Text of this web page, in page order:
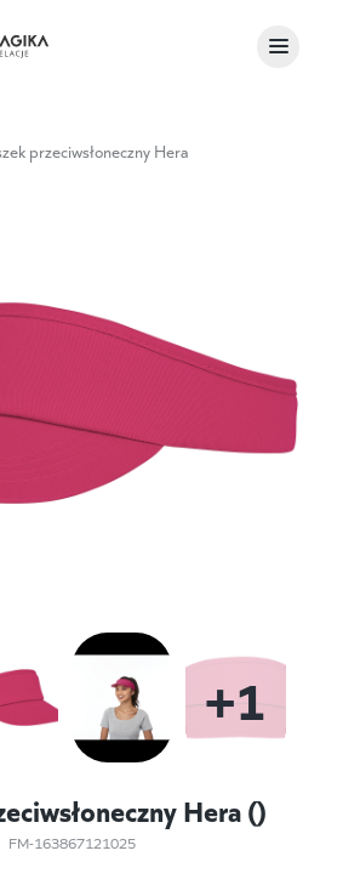
przeciwsłoneczny Hera
+1
Hera ()
FM-163867121025